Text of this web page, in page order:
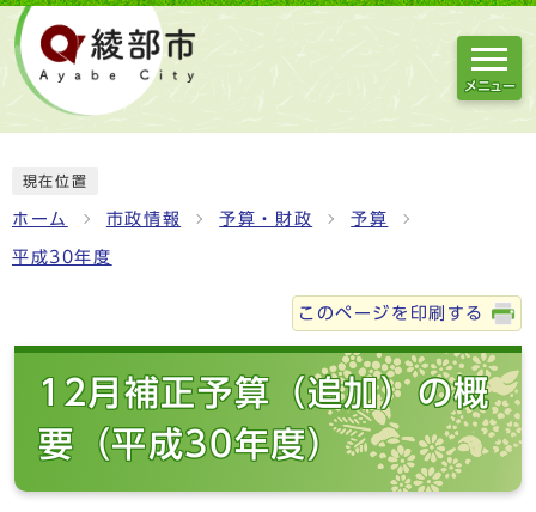
メニュー
現在位置
ホーム 市政情報 予算・財政 予算
平成30年度
このページを印刷する
12月補正予算（追加）の概
要（平成30年度）